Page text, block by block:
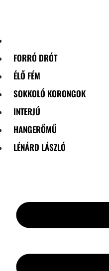
FORRÓ DRÓT
ÉLŐ FÉM
SOKKOLÓ KORONGOK
INTERJÚ
HANGERŐMŰ
LÉNÁRD LÁSZLÓ